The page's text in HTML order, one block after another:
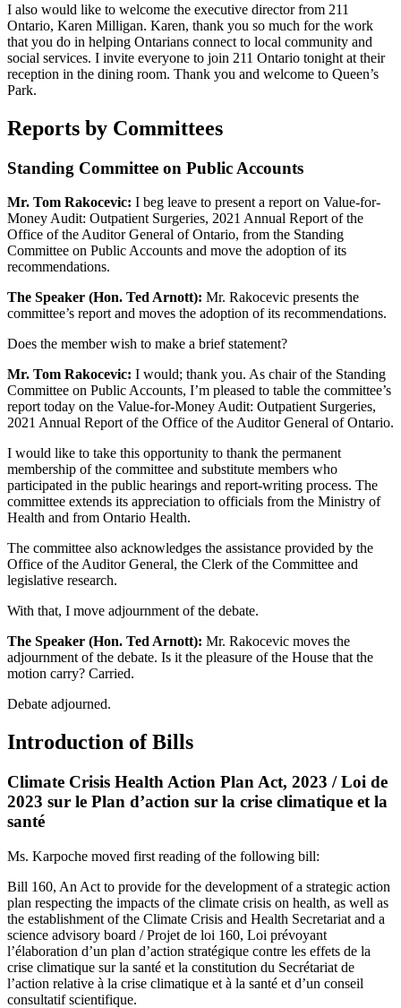
I also would like to welcome the executive director from 211
Ontario, Karen Milligan. Karen, thank you so much for the work
that you do in helping Ontarians connect to local community and
social services. I invite everyone to join 211 Ontario tonight at their
reception in the dining room. Thank you and welcome to Queen’s
Park.
Reports by Committees
Standing Committee on Public Accounts
Mr. Tom Rakocevic: I beg leave to present a report on Value-for-
Money Audit: Outpatient Surgeries, 2021 Annual Report of the
Office of the Auditor General of Ontario, from the Standing
Committee on Public Accounts and move the adoption of its
recommendations.
The Speaker (Hon. Ted Arnott): Mr. Rakocevic presents the
committee’s report and moves the adoption of its recommendations.
Does the member wish to make a brief statement?
Mr. Tom Rakocevic: I would; thank you. As chair of the Standing
Committee on Public Accounts, I’m pleased to table the committee’s
report today on the Value-for-Money Audit: Outpatient Surgeries,
2021 Annual Report of the Office of the Auditor General of Ontario.
I would like to take this opportunity to thank the permanent
membership of the committee and substitute members who
participated in the public hearings and report-writing process. The
committee extends its appreciation to officials from the Ministry of
Health and from Ontario Health.
The committee also acknowledges the assistance provided by the
Office of the Auditor General, the Clerk of the Committee and
legislative research.
With that, I move adjournment of the debate.
The Speaker (Hon. Ted Arnott): Mr. Rakocevic moves the
adjournment of the debate. Is it the pleasure of the House that the
motion carry? Carried.
Debate adjourned.
Introduction of Bills
Climate Crisis Health Action Plan Act, 2023 / Loi de
2023 sur le Plan d’action sur la crise climatique et la
santé
Ms. Karpoche moved first reading of the following bill:
Bill 160, An Act to provide for the development of a strategic action
plan respecting the impacts of the climate crisis on health, as well as
the establishment of the Climate Crisis and Health Secretariat and a
science advisory board / Projet de loi 160, Loi prévoyant
l’élaboration d’un plan d’action stratégique contre les effets de la
crise climatique sur la santé et la constitution du Secrétariat de
l’action relative à la crise climatique et à la santé et d’un conseil
consultatif scientifique.